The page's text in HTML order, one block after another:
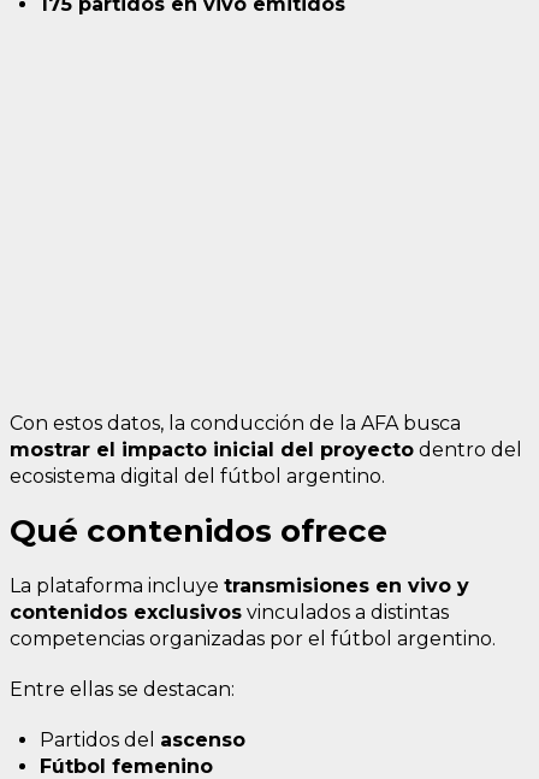
Con estos datos, la conducción de la AFA busca
mostrar el impacto inicial del proyecto dentro del
ecosistema digital del fútbol argentino.
Qué contenidos ofrece
La plataforma incluye transmisiones en vivo y
contenidos exclusivos vinculados a distintas
competencias organizadas por el fútbol argentino.
Entre ellas se destacan:
Partidos del ascenso
Fútbol femenino